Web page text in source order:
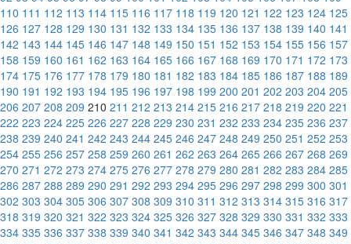
110 111 112 113 114 115 116 117 118 119 120 121 122 123 124 125
126 127 128 129 130 131 132 133 134 135 136 137 138 139 140 141
142 143 144 145 146 147 148 149 150 151 152 153 154 155 156 157
158 159 160 161 162 163 164 165 166 167 168 169 170 171 172 173
174 175 176 177 178 179 180 181 182 183 184 185 186 187 188 189
190 191 192 193 194 195 196 197 198 199 200 201 202 203 204 205
206 207 208 209 210 211 212 213 214 215 216 217 218 219 220 221
222 223 224 225 226 227 228 229 230 231 232 233 234 235 236 237
238 239 240 241 242 243 244 245 246 247 248 249 250 251 252 253
254 255 256 257 258 259 260 261 262 263 264 265 266 267 268 269
270 271 272 273 274 275 276 277 278 279 280 281 282 283 284 285
286 287 288 289 290 291 292 293 294 295 296 297 298 299 300 301
302 303 304 305 306 307 308 309 310 311 312 313 314 315 316 317
318 319 320 321 322 323 324 325 326 327 328 329 330 331 332 333
334 335 336 337 338 339 340 341 342 343 344 345 346 347 348 349